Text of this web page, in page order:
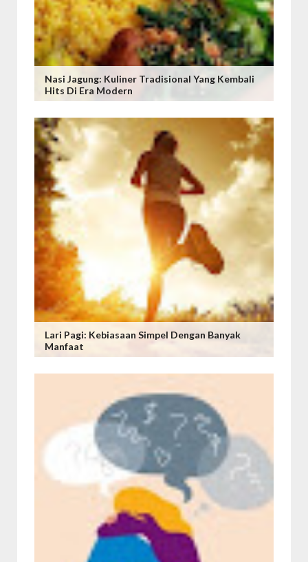
Nasi Jagung: Kuliner Tradisional Yang Kembali
Hits Di Era Modern
Lari Pagi: Kebiasaan Simpel Dengan Banyak
Manfaat